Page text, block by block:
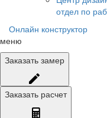
отдел по
Онлайн конструктор
меню
Заказать замер
Заказать расчет